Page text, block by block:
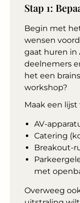
Stap 1:
Begin met
wensen
gaat huren in
deelnemers
het een
workshop?
Maak een
AV-
Catering
Breakout-
met
Overweeg